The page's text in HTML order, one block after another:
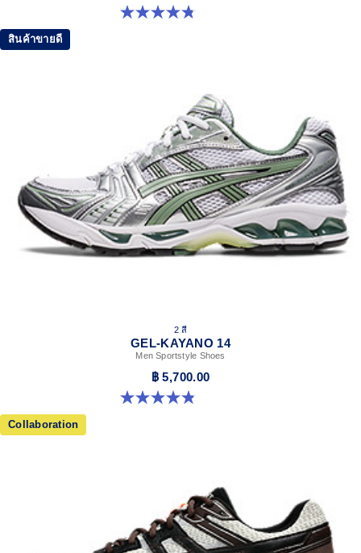
4.8 จาก 5 ดาว 208 รีวิว
สินค้าขายดี
2 สี
GEL-KAYANO 14
Men Sportstyle Shoes
฿ 5,700.00
4.9 จาก 5 ดาว 1161 รีวิว
Collaboration